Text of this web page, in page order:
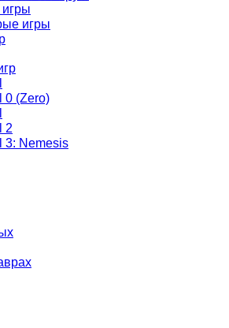
игры
(Zero)
2
Nemesis